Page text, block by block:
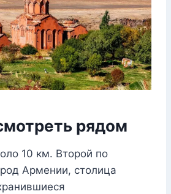
рядом
10 км. Второй по
Армении, столица